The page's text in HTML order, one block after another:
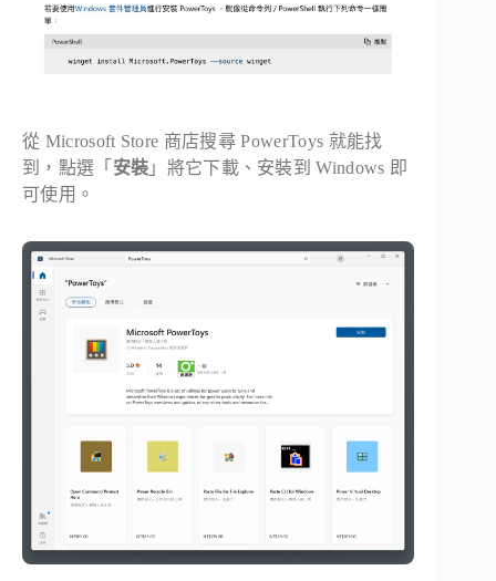
從 Microsoft Store 商店搜尋 PowerToys 就能找
到，點選「 安裝 」將它下載、安裝到 Windows 即
可使用。